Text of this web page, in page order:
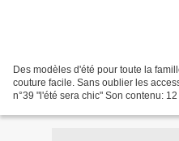
Des modèles d'été pour toute la
couture facile. Sans oublier les
n°39 "l'été sera chic" Son contenu: